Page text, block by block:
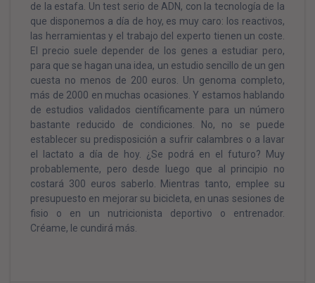
de la estafa. Un test serio de ADN, con la tecnología de la
que disponemos a día de hoy, es muy caro: los reactivos,
las herramientas y el trabajo del experto tienen un coste.
El precio suele depender de los genes a estudiar pero,
para que se hagan una idea, un estudio sencillo de un gen
cuesta no menos de 200 euros. Un genoma completo,
más de 2000 en muchas ocasiones. Y estamos hablando
de estudios validados científicamente para un número
bastante reducido de condiciones. No, no se puede
establecer su predisposición a sufrir calambres o a lavar
el lactato a día de hoy. ¿Se podrá en el futuro? Muy
probablemente, pero desde luego que al principio no
costará 300 euros saberlo. Mientras tanto, emplee su
presupuesto en mejorar su bicicleta, en unas sesiones de
fisio o en un nutricionista deportivo o entrenador.
Créame, le cundirá más.